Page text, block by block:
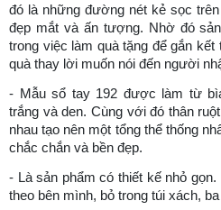
đó là những đường nét kẻ sọc
đẹp mắt và ấn tượng. Nhờ đó
trong việc làm quà tặng để gắn
quà thay lời muốn nói đến người
- Mẫu sổ tay 192 được làm từ
trắng và den. Cùng với đó thân
nhau tạo nên một tổng thể thống
chắc chắn và bền đẹp.
- Là sản phẩm có thiết kế nhỏ
theo bên mình, bỏ trong túi xách, ba